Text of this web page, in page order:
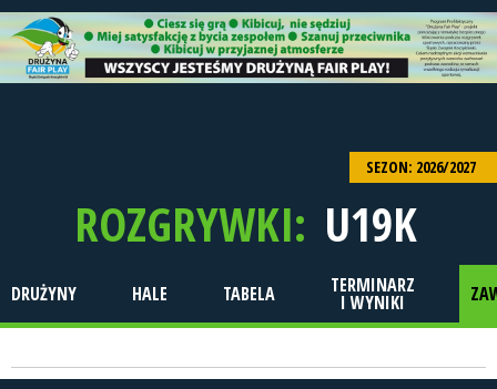
SEZON: 2026/2027
ROZGRYWKI: U19K
DRUŻYNY HALE TABELA TERMINARZ
I WYNIKI